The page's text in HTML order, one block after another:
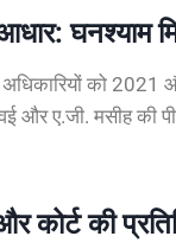
घनश्याम
को 2021
और ए.जी. मसीह की
कोर्ट की